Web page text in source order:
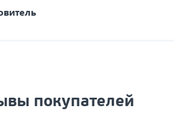
покупателей